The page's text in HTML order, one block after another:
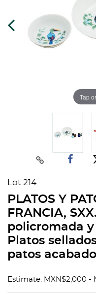
Tap
Lot 214
PLATOS Y
FRANCIA,
policromada
Platos
patos
Estimate: MXN$2,000 -